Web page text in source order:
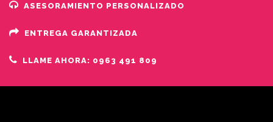
ASESORAMIENTO PERSONALIZADO
ENTREGA GARANTIZADA
LLAME AHORA: 0963 491 809